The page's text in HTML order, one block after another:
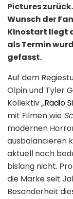
Pictures
Wunsch der
Kinostart liegt
als Termin
gefasst.
Auf dem
Olpin und Tyler
Kollektiv„Radio
mit Filmen wie
modernen
ausbalancieren
aktuell noch
bislang nicht.
die Marke seit
Besonderheit